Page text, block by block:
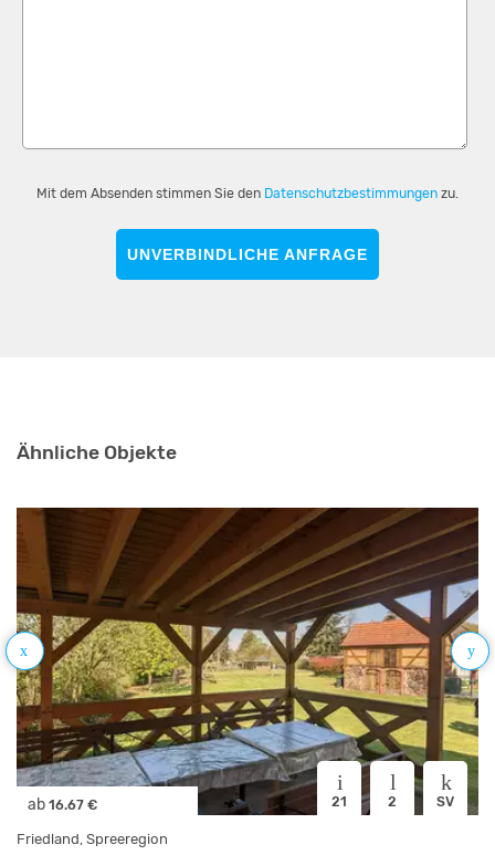
Mit dem Absenden stimmen Sie den Datenschutzbestimmungen zu.
UNVERBINDLICHE ANFRAGE
Ähnliche Objekte
ab 16.67 € 21 2 SV
Friedland, Spreeregion